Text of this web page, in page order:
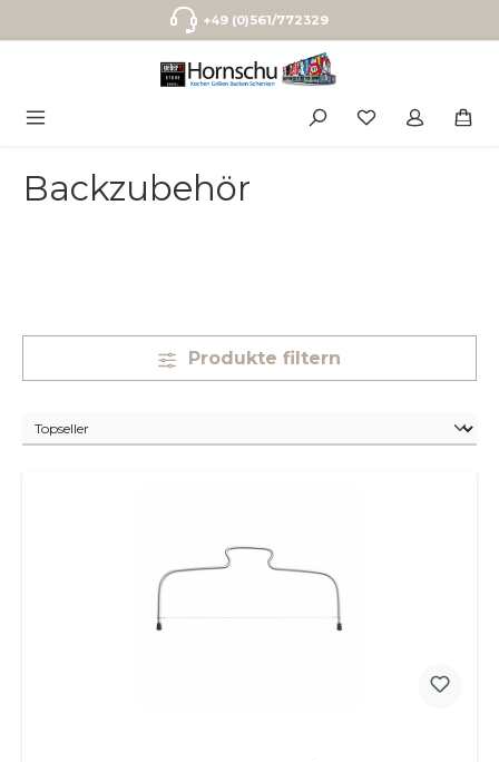
Zum Hauptinhalt springen+49 (0)561/772329
Backzubehör
Produkte filtern